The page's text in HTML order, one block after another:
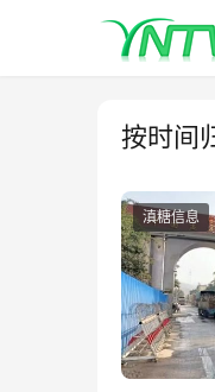
按时间
滇糖信息